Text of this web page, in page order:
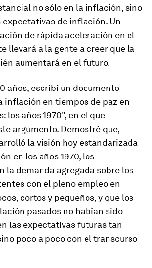
no sólo en la inflación, sino
de inflación. Un
de rápida aceleración en el
llevará a la gente a creer que la
aumentará en el futuro.
años, escribí un documento
inflación en tiempos de paz en
los años 1970", en el que
argumento. Demostré que,
la visión hoy estandarizada
en los años 1970, los
la demanda agregada sobre los
con el pleno empleo en
cortos y pequeños, y que los
pasados no habían sido
las expectativas futuras tan
poco a poco con el transcurso